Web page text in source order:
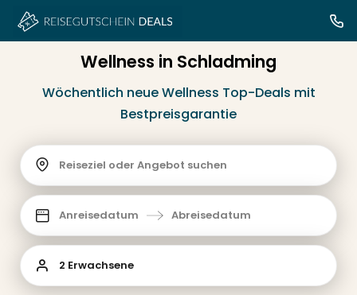
Wellness in Schladming
Wöchentlich neue Wellness Top-Deals mit
Bestpreisgarantie
Reiseziel oder Angebot suchen
Anreisedatum Abreisedatum
2 Erwachsene